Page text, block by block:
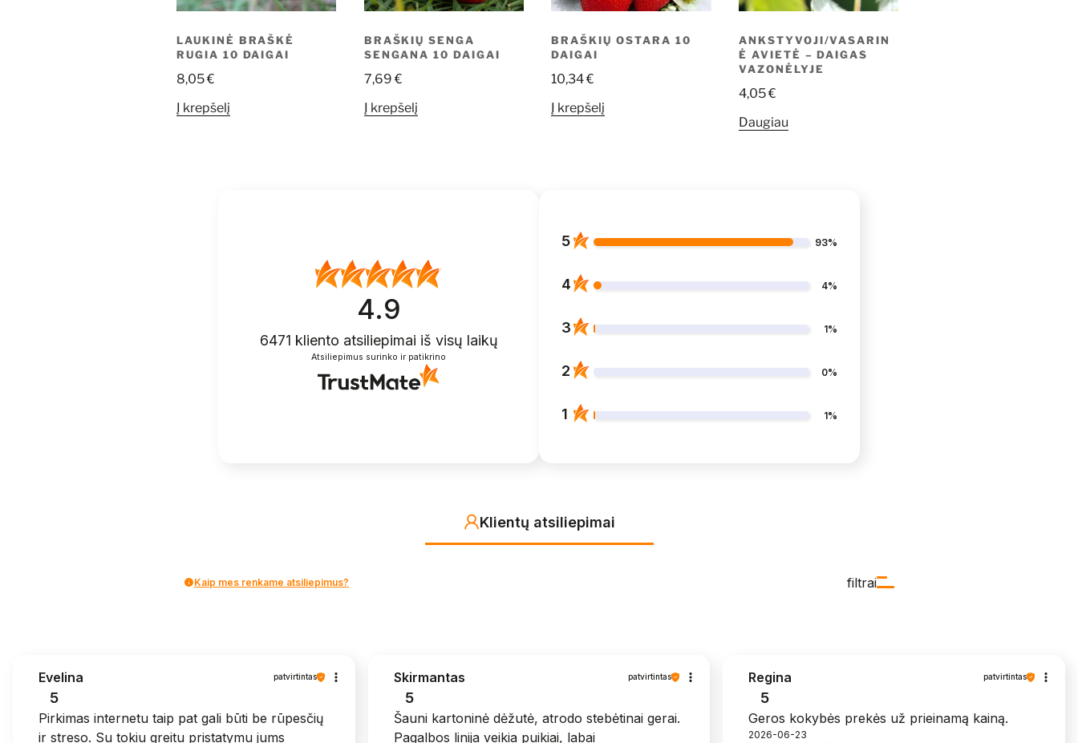
LAUKINĖ BRAŠKĖ
RUGIA 10 DAIGAI
8,05€
Į krepšelį
BRAŠKIŲ SENGA
SENGANA 10 DAIGAI
7,69€
Į krepšelį
BRAŠKIŲ OSTARA 10
DAIGAI
10,34€
Į krepšelį
ANKSTYVOJI/VASARIN
Ė AVIETĖ – DAIGAS
VAZONĖLYJE
4,05€
Daugiau
4.9
6471 kliento atsiliepimai iš visų laikų
Atsiliepimus surinko ir patikrino
5 93%
4 4%
3 1%
2 0%
1 1%
Klientų atsiliepimai
filtrai
Kaip mes renkame atsiliepimus?
Evelina patvirtintas
5
Pirkimas internetu taip pat gali būti be rūpesčių
ir streso. Su tokiu greitu pristatymu jums
Skirmantas patvirtintas
5
Šauni kartoninė dėžutė, atrodo stebėtinai gerai.
Pagalbos linija veikia puikiai, labai
Regina patvirtintas
5
Geros kokybės prekės už prieinamą kainą.
2026-06-23